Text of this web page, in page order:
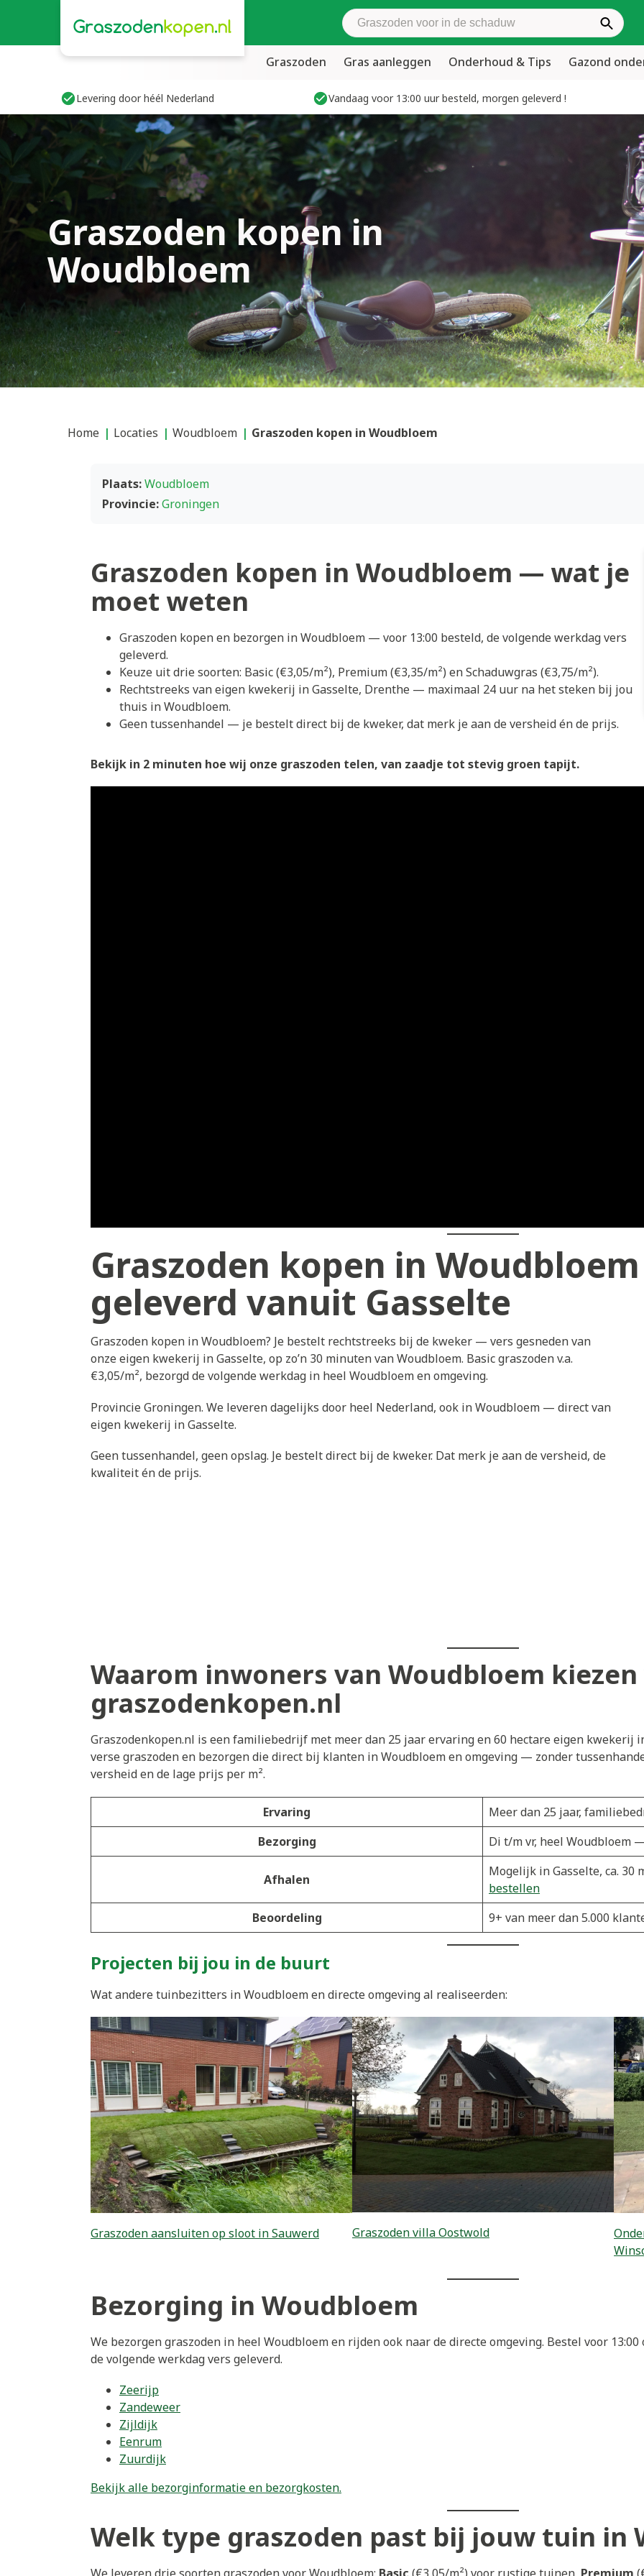
Zoek graszoden
Graszoden Gras aanleggen Onderhoud & Tips Gazond
Levering door héél Nederland Vandaag voor 13:00 uur besteld, morgen geleverd !
Graszoden kopen in
Woudbloem
Home Locaties Woudbloem Graszoden kopen in Woudbloem
Plaats:Woudbloem
Provincie:Groningen
Graszoden kopen in Woudbloem — wat je
moet weten
Graszoden kopen en bezorgen in Woudbloem — voor 13:00 besteld, de volgende werkdag vers
geleverd.
Keuze uit drie soorten: Basic (€3,05/m²), Premium (€3,35/m²) en Schaduwgras (€3,75/m²).
Rechtstreeks van eigen kwekerij in Gasselte, Drenthe — maximaal 24 uur na het steken bij jou
thuis in Woudbloem.
Geen tussenhandel — je bestelt direct bij de kweker, dat merk je aan de versheid én de prijs.
Bekijk in 2 minuten hoe wij onze graszoden telen, van zaadje tot stevig groen tapijt.
Graszoden kopen in
geleverd vanuit Gasselte
Graszoden kopen in Woudbloem? Je bestelt rechtstreeks bij de kweker — vers gesneden van
onze eigen kwekerij in Gasselte, op zo’n 30 minuten van Woudbloem. Basic graszoden v.a.
€3,05/m², bezorgd de volgende werkdag in heel Woudbloem en omgeving.
Provincie Groningen. We leveren dagelijks door heel Nederland, ook in Woudbloem — direct van
eigen kwekerij in Gasselte.
Geen tussenhandel, geen opslag. Je bestelt direct bij de kweker. Dat merk je aan de versheid, de
kwaliteit én de prijs.
Waarom inwoners van Woudbloem
graszodenkopen.nl
Graszodenkopen.nl is een familiebedrijf met meer dan 25 jaar ervaring en 60 hectare eigen kwekerij
verse graszoden en bezorgen die direct bij klanten in Woudbloem en omgeving — zonder
versheid en de lage prijs per m².
Ervaring
Meer dan 25 jaar,
Bezorging
Di t/m vr, heel Woudbloem
Afhalen
Mogelijk in Gasselte, ca. 30
bestellen
Beoordeling
9+ van meer dan 5.000
Projecten bij jou in de buurt
Wat andere tuinbezitters in Woudbloem en directe omgeving al realiseerden:
Graszoden aansluiten op sloot in Sauwerd Graszoden villa Oostwold
Bezorging in Woudbloem
We bezorgen graszoden in heel Woudbloem en rijden ook naar de directe omgeving. Bestel voor
de volgende werkdag vers geleverd.
Zeerijp
Zandeweer
Zijldijk
Eenrum
Zuurdijk
Bekijk alle bezorginformatie en bezorgkosten.
Welk type graszoden past bij jouw tuin in